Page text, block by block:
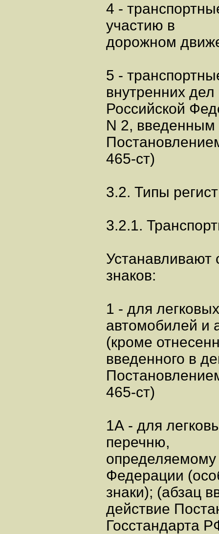
4 -
участию в
дорожном
5 -
внутренних дел
Российской
N 2, введенным
465-ст)
3.2. Типы
3.2.1.
знаков:
1 - для
автомобилей и
(кроме
введенного в
465-ст)
1А - для
перечню,
определяемому
Федерации
знаки); (абзац
действие
Госстандарта